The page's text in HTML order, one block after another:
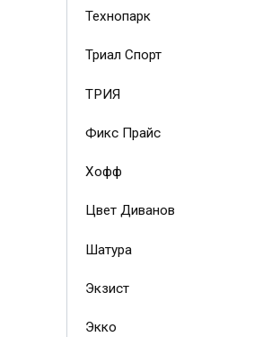
Технопарк
Триал Спорт
ТРИЯ
Фикс Прайс
Хофф
Цвет Диванов
Шатура
Экзист
Экко